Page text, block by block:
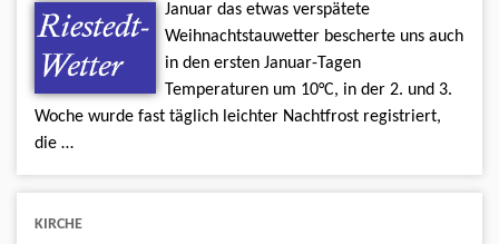
Januar das etwas verspätete
Weihnachtstauwetter bescherte uns auch
in den ersten Januar-Tagen
Temperaturen um 10°C, in der 2. und 3.
Woche wurde fast täglich leichter Nachtfrost registriert,
die …
KIRCHE